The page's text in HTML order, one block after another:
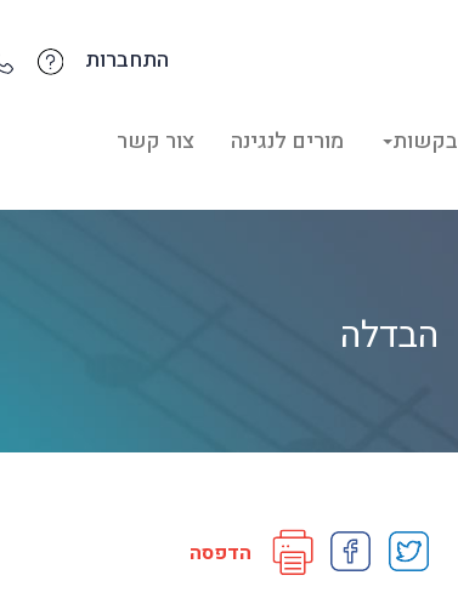
התחברות
בקשות מורים לנגינה צור קשר
הבדלה
הדפסה